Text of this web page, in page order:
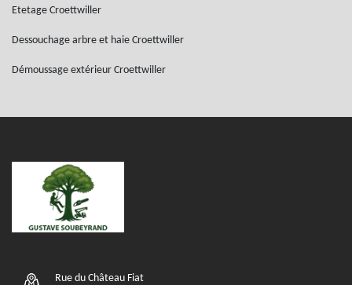
Etetage Croettwiller
Dessouchage arbre et haie Croettwiller
Démoussage extérieur Croettwiller
Rue du Château Fiat